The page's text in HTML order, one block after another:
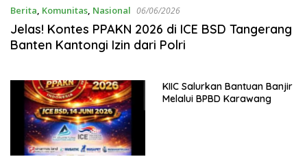
Berita, Komunitas, Nasional 06/06/2026
Jelas! Kontes PPAKN 2026 di ICE BSD Tangerang
Banten Kantongi Izin dari Polri
KIIC Salurkan Bantuan Banjir
Melalui BPBD Karawang